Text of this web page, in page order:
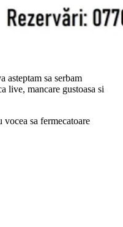
asteptam sa serbam
live, mancare gustoasa si
sa fermecatoare